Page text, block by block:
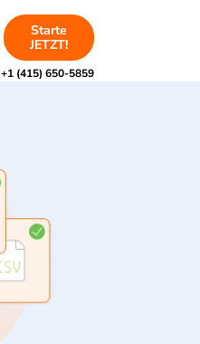
Starte
JETZT!
+1 (415) 650-5859